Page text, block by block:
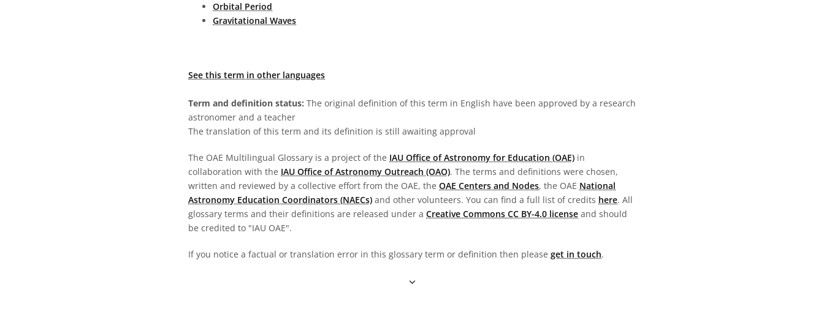
Orbital Period
Gravitational Waves
See this term in other languages
Term and definition status: The original definition of this term in English have been approved by a research
astronomer and a teacher
The translation of this term and its definition is still awaiting approval
The OAE Multilingual Glossary is a project of the IAU Office of Astronomy for Education (OAE) in
collaboration with the IAU Office of Astronomy Outreach (OAO). The terms and definitions were chosen,
written and reviewed by a collective effort from the OAE, the OAE Centers and Nodes, the OAE National
Astronomy Education Coordinators (NAECs) and other volunteers. You can find a full list of credits here. All
glossary terms and their definitions are released under a Creative Commons CC BY-4.0 license and should
be credited to "IAU OAE".
If you notice a factual or translation error in this glossary term or definition then please get in touch.